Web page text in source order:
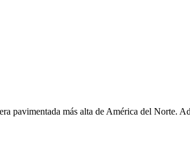
pavimentada más alta de América del Norte.